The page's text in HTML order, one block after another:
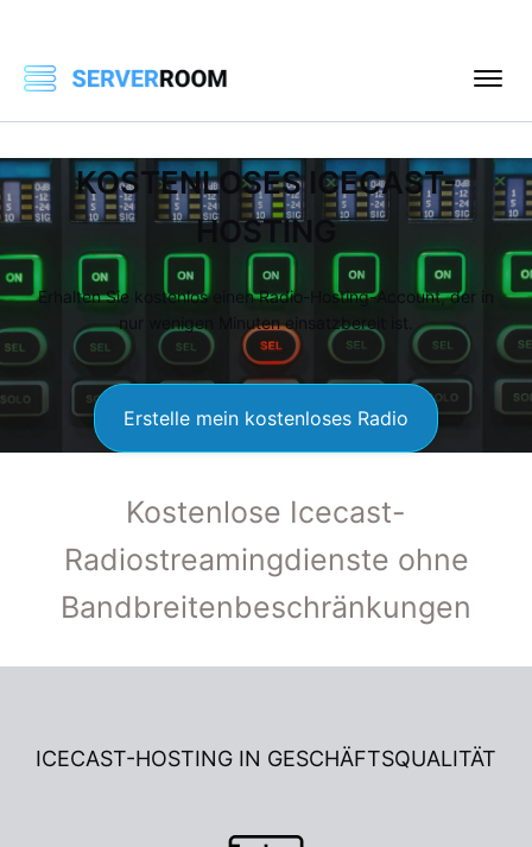
KOSTENLOSES ICECAST-
HOSTING
Erhalten Sie kostenlos einen Radio-Hosting-Account, der in
nur wenigen Minuten einsatzbereit ist.
Erstelle mein kostenloses Radio
Kostenlose Icecast-
Radiostreamingdienste ohne
Bandbreitenbeschränkungen
ICECAST-HOSTING IN GESCHÄFTSQUALITÄT